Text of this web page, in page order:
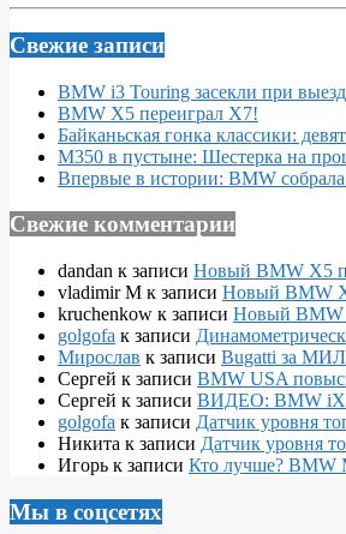
Свежие записи
BMW i3 Touring засекли при
BMW X5 переиграл X7!
Байканьская гонка классики:
M350 в пустыне: Шестерка на
Впервые в истории: BMW
Свежие комментарии
dandan к записи Новый BMW X5
vladimir M к записи Новый BMW
kruchenkow к записи Новый BMW
golgofa к записи
Мирослав к записи Bugatti за
Сергей к записи BMW USA
Сергей к записи ВИДЕО: BMW iX
golgofa к записи Датчик уровня
Никита к записи Датчик уровня
Игорь к записи Кто лучше? BMW
Мы в соцсетях